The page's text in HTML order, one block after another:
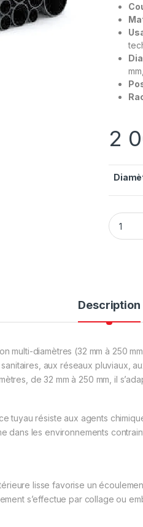
2
Tuyau
Description
multi-diamètres (32 mm à 250
aux réseaux pluviaux,
de 32 mm à 250 mm, il
tuyau résiste aux agents
dans les environnements
lisse favorise un
s’effectue par collage ou